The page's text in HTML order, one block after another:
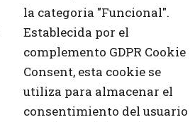
la categoria "Funcional".
Establecida por el
complemento GDPR Cookie
Consent, esta cookie se
utiliza para almacenar el
consentimiento del usuario